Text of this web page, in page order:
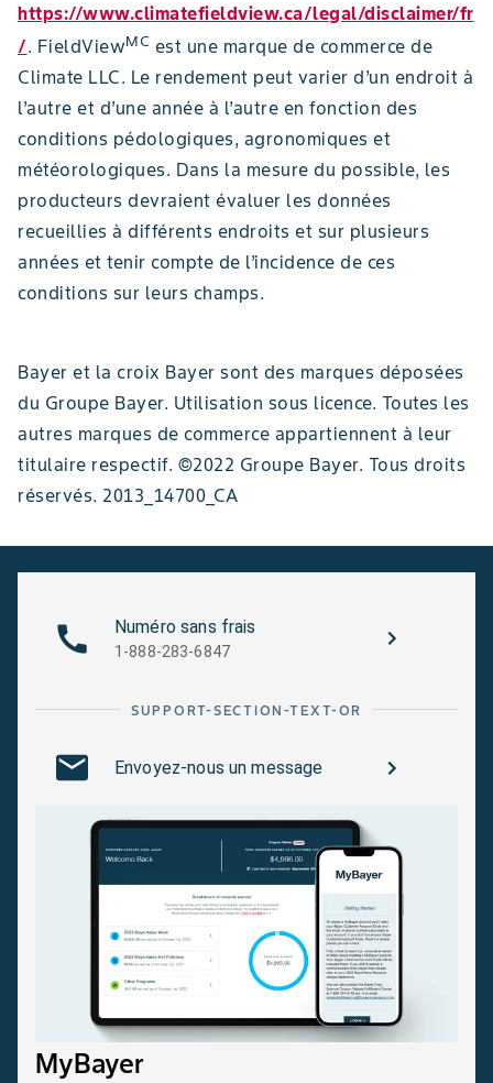
https://www.climatefieldview.ca/legal/disclaimer/fr
/. FieldViewMC est une marque de commerce de
Climate LLC. Le rendement peut varier d’un endroit à
l’autre et d’une année à l’autre en fonction des
conditions pédologiques, agronomiques et
météorologiques. Dans la mesure du possible, les
producteurs devraient évaluer les données
recueillies à différents endroits et sur plusieurs
années et tenir compte de l’incidence de ces
conditions sur leurs champs.
Bayer et la croix Bayer sont des marques déposées
du Groupe Bayer. Utilisation sous licence. Toutes les
autres marques de commerce appartiennent à leur
titulaire respectif. ©2022 Groupe Bayer. Tous droits
réservés. 2013_14700_CA
Numéro sans frais
1-888-283-6847
SUPPORT-SECTION-TEXT-OR
Envoyez-nous un message
MyBayer